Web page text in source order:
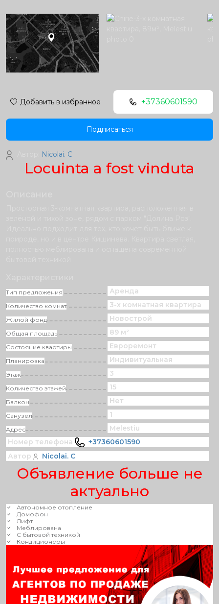
Locuinta a fost vinduta
Тип предложения Аренда
Количество комнат 3-х комнатная квартира
Жилой фонд Новострой
Общая площадь 89 м²
Состояние квартиры Eвроремонт
Планировка Индивитуальная
Этаж 3
Количество этажей 15
Балкон Нет
Санузел 1
Адрес
Melestiu
Номер телефона
+37360601590
Автор
Nicolai. C
Объявление больше не
актуально
Автономное отопление
Домофон
Лифт
Меблирована
С бытовой техникой
Кондиционеры
Добавить в избранное +37360601590
Подписаться
Nicolai. C